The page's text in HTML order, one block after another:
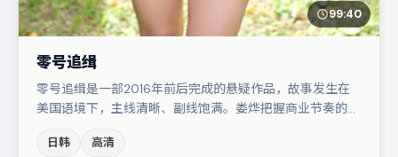
99:40
零号追缉
零号追缉是一部2016年前后完成的悬疑作品，故事发生在
美国语境下，主线清晰、副线饱满。娄烨把握商业节奏的同
片中承担叙事驱动，肖央、白宇分别提供反差与喜剧/悬疑
日韩 高清